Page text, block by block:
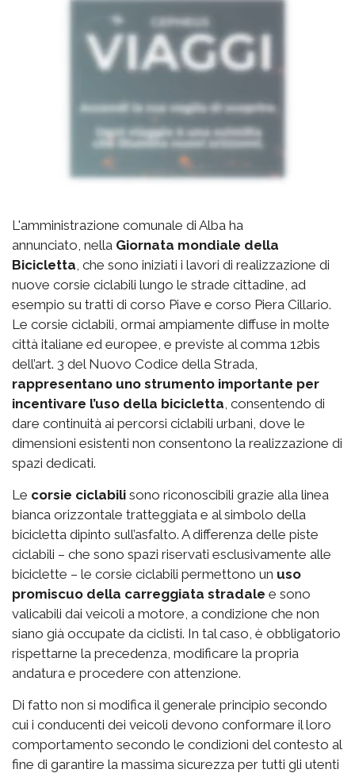
L'amministrazione comunale di Alba ha
annunciato, nella Giornata mondiale della
Bicicletta , che sono iniziati i lavori di realizzazione di
nuove corsie ciclabili lungo le strade cittadine, ad
esempio su tratti di corso Piave e corso Piera Cillario.
Le corsie ciclabili, ormai ampiamente diffuse in molte
città italiane ed europee, e previste al comma 12bis
dell’art. 3 del Nuovo Codice della Strada,
rappresentano uno strumento importante per
incentivare l’uso della bicicletta , consentendo di
dare continuità ai percorsi ciclabili urbani, dove le
dimensioni esistenti non consentono la realizzazione di
spazi dedicati.
Le corsie ciclabili sono riconoscibili grazie alla linea
bianca orizzontale tratteggiata e al simbolo della
bicicletta dipinto sull’asfalto. A differenza delle piste
ciclabili – che sono spazi riservati esclusivamente alle
biciclette – le corsie ciclabili permettono un uso
promiscuo della carreggiata stradale e sono
valicabili dai veicoli a motore, a condizione che non
siano già occupate da ciclisti. In tal caso, è obbligatorio
rispettarne la precedenza, modificare la propria
andatura e procedere con attenzione.
Di fatto non si modifica il generale principio secondo
cui i conducenti dei veicoli devono conformare il loro
comportamento secondo le condizioni del contesto al
fine di garantire la massima sicurezza per tutti gli utenti